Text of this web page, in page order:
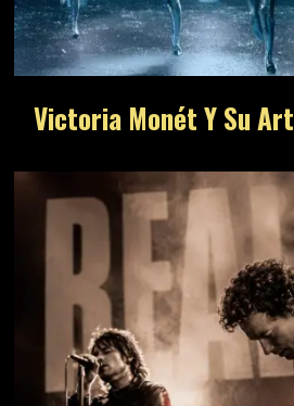
Victoria Monét Y Su